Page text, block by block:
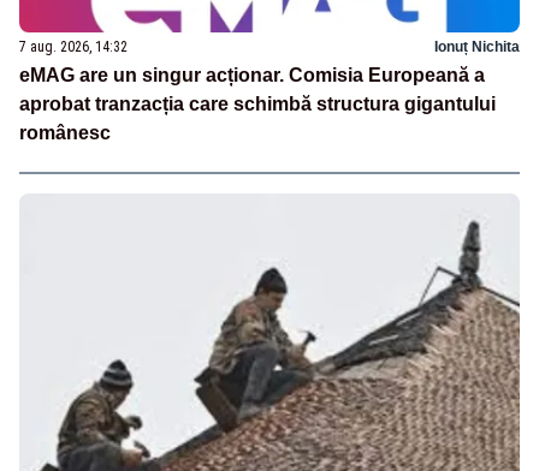
7 aug. 2026, 14:32 Ionuț Nichita
eMAG are un singur acționar. Comisia Europeană a
aprobat tranzacția care schimbă structura gigantului
românesc